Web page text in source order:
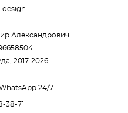
Александрович
2017-2026
24/7
38-71